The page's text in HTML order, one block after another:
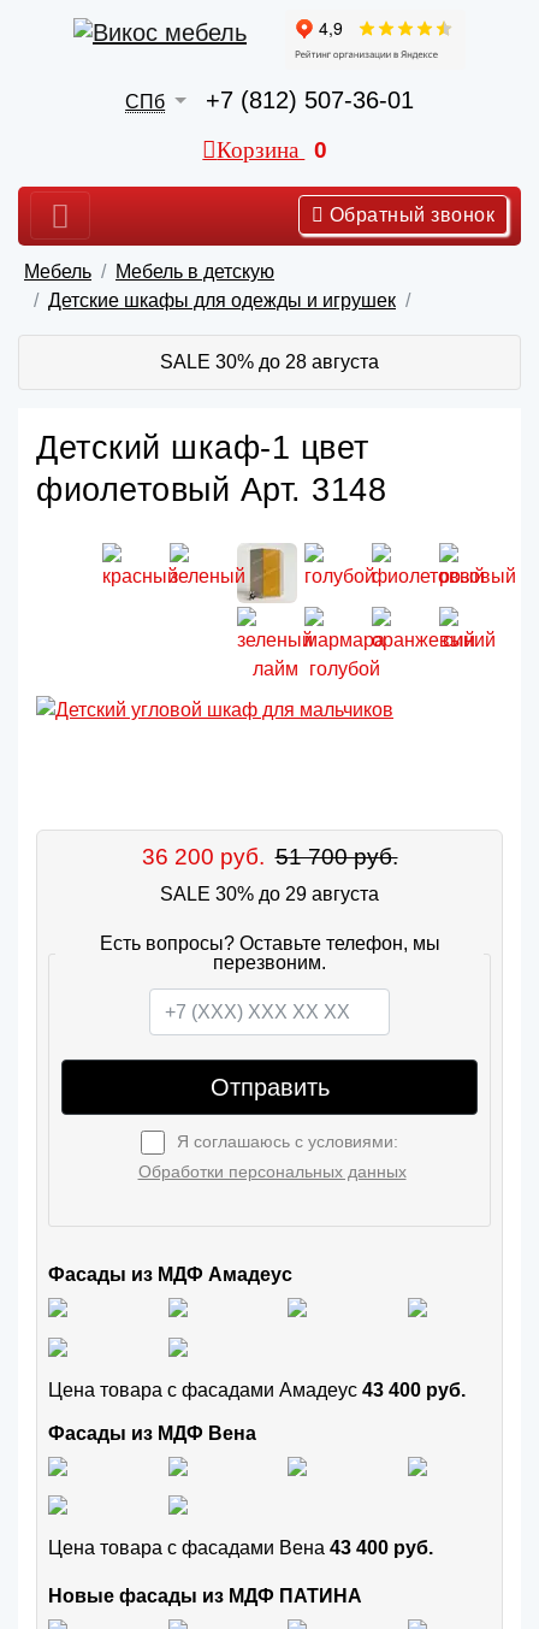
СПб +7 (812) 507-36-01
Корзина 0
Обратный звонок
Мебель
Мебель в детскую
Детские шкафы для одежды и игрушек
SALE 30% до 28 августа
Детский шкаф-1 цвет
фиолетовый Арт. 3148
36 200 руб. 51 700 руб.
SALE 30% до 29 августа
Есть вопросы? Оставьте телефон, мы
перезвоним.
Отправить
Я соглашаюсь с условиями:
Обработки персональных данных
Фасады из МДФ Амадеус
Цена товара с фасадами Амадеус 43 400 руб.
Фасады из МДФ Вена
Цена товара с фасадами Вена 43 400 руб.
Новые фасады из МДФ ПАТИНА